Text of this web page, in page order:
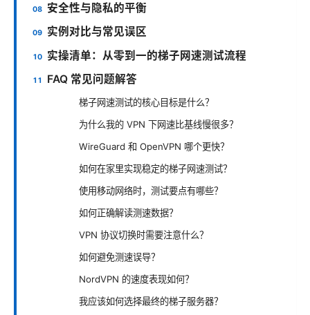
安全性与隐私的平衡
实例对比与常见误区
实操清单：从零到一的梯子网速测试流程
FAQ 常见问题解答
梯子网速测试的核心目标是什么？
为什么我的 VPN 下网速比基线慢很多？
WireGuard 和 OpenVPN 哪个更快？
如何在家里实现稳定的梯子网速测试？
使用移动网络时，测试要点有哪些？
如何正确解读测速数据？
VPN 协议切换时需要注意什么？
如何避免测速误导？
NordVPN 的速度表现如何？
我应该如何选择最终的梯子服务器？